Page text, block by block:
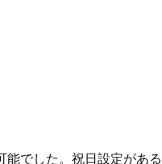
能でした。祝日設定があ